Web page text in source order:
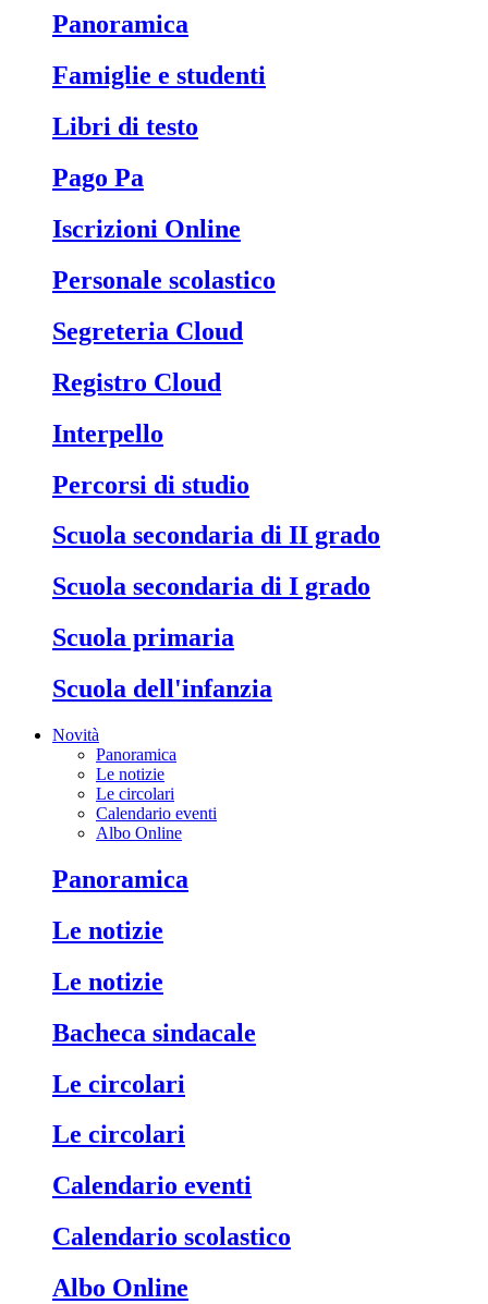
Panoramica
Famiglie e studenti
Libri di testo
Pago Pa
Iscrizioni Online
Personale scolastico
Segreteria Cloud
Registro Cloud
Interpello
Percorsi di studio
Scuola secondaria di II grado
Scuola secondaria di I grado
Scuola primaria
Scuola dell'infanzia
Novità
Panoramica
Le notizie
Le circolari
Calendario eventi
Albo Online
Panoramica
Le notizie
Le notizie
Bacheca sindacale
Le circolari
Le circolari
Calendario eventi
Calendario scolastico
Albo Online